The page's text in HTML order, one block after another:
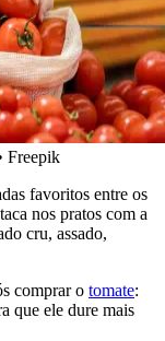
Freepik
favoritos entre os
nos pratos com a
cru, assado,
comprar o tomate:
que ele dure mais